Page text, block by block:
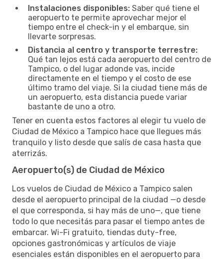
Instalaciones disponibles: Saber qué tiene el
aeropuerto te permite aprovechar mejor el
tiempo entre el check-in y el embarque, sin
llevarte sorpresas.
Distancia al centro y transporte terrestre:
Qué tan lejos está cada aeropuerto del centro de
Tampico, o del lugar adonde vas, incide
directamente en el tiempo y el costo de ese
último tramo del viaje. Si la ciudad tiene más de
un aeropuerto, esta distancia puede variar
bastante de uno a otro.
Tener en cuenta estos factores al elegir tu vuelo de
Ciudad de México a Tampico hace que llegues más
tranquilo y listo desde que salís de casa hasta que
aterrizás.
Aeropuerto(s) de Ciudad de México
Los vuelos de Ciudad de México a Tampico salen
desde el aeropuerto principal de la ciudad —o desde
el que corresponda, si hay más de uno—, que tiene
todo lo que necesitás para pasar el tiempo antes de
embarcar. Wi-Fi gratuito, tiendas duty-free,
opciones gastronómicas y artículos de viaje
esenciales están disponibles en el aeropuerto para